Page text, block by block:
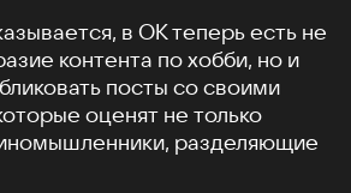
в ОК теперь есть не
контента по хобби, но и
посты со своими
оценят не только
разделяющие